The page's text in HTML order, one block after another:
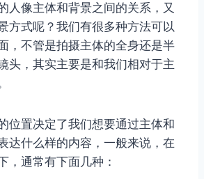
人像主体和背景之间的关系，又
方式呢？我们有很多种方法可以
，不管是拍摄主体的全身还是半
头，其实主要是和我们相对于主
位置决定了我们想要通过主体和
达什么样的内容，一般来说，在
，通常有下面几种：